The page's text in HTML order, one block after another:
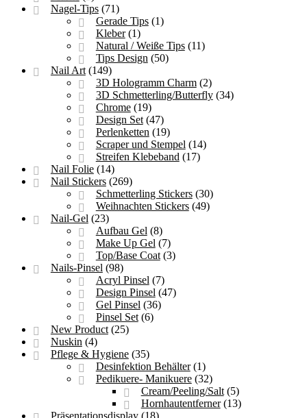
Nagel-Tips (71)
Gerade Tips (1)
Kleber (1)
Natural / Weiße Tips (11)
Tips Design (50)
Nail Art (149)
3D Hologramm Charm (2)
3D Schmetterling/Butterfly (34)
Chrome (19)
Design Set (47)
Perlenketten (19)
Scraper und Stempel (14)
Streifen Klebeband (17)
Nail Folie (14)
Nail Stickers (269)
Schmetterling Stickers (30)
Weihnachten Stickers (49)
Nail-Gel (23)
Aufbau Gel (8)
Make Up Gel (7)
Top/Base Coat (3)
Nails-Pinsel (98)
Acryl Pinsel (7)
Design Pinsel (47)
Gel Pinsel (36)
Pinsel Set (6)
New Product (25)
Nuskin (4)
Pflege & Hygiene (35)
Desinfektion Behälter (1)
Pedikuere- Manikuere (32)
Cream/Peeling/Salt (5)
Hornhautentferner (13)
Präsentationsdisplay (18)